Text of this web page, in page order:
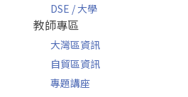
DSE / 大學
教師專區
大灣區資訊
自貿區資訊
專題講座